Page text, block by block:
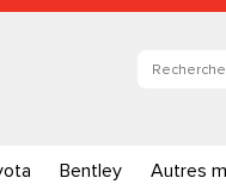
Bentley Autres